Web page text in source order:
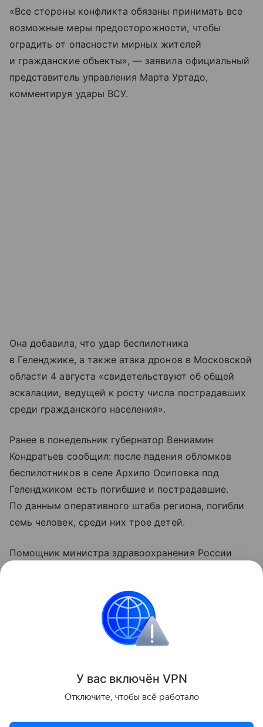
«Все стороны конфликта обязаны принимать все
возможные меры предосторожности, чтобы
оградить от опасности мирных жителей
и гражданские объекты», — заявила официальный
представитель управления Марта Уртадо,
комментируя удары ВСУ.
Она добавила, что удар беспилотника
в Геленджике, а также атака дронов в Московской
области 4 августа «свидетельствуют об общей
эскалации, ведущей к росту числа пострадавших
среди гражданского населения».
Ранее в понедельник губернатор Вениамин
Кондратьев сообщил: после падения обломков
беспилотников в селе Архипо Осиповка под
Геленджиком есть погибшие и пострадавшие.
По данным оперативного штаба региона, погибли
семь человек, среди них трое детей.
Помощник министра здравоохранения России
оказали амбулаторно.
Россия ООН
Поделиться
У вас включён VPN
Отключите, чтобы всё работало